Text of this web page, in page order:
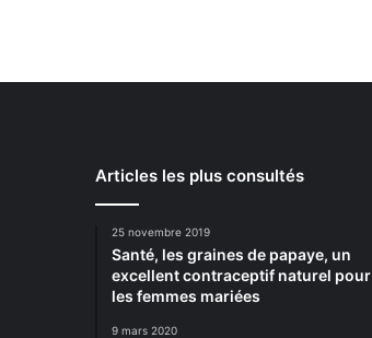
Articles les plus consultés
25 novembre 2019
Santé, les graines de papaye, un
excellent contraceptif naturel pour
les femmes mariées
9 mars 2020